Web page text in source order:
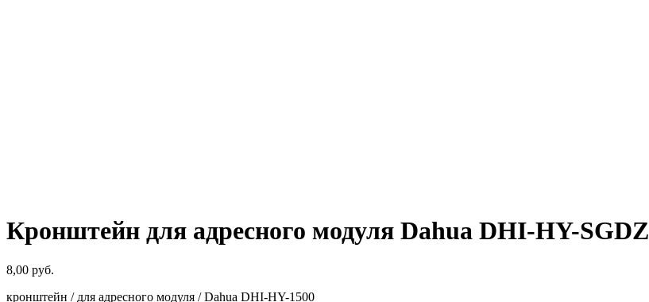
Кронштейн для адресного модуля Dahua DHI-HY-SGDZ
8,00 руб.
кронштейн / для адресного модуля / Dahua DHI-HY-1500